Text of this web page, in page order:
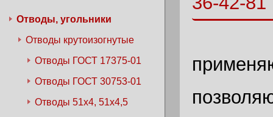
Отводы, угольники
Отводы крутоизогнутые
Отводы ГОСТ 17375-01
Отводы ГОСТ 30753-01
Отводы 51х4, 51х4,5